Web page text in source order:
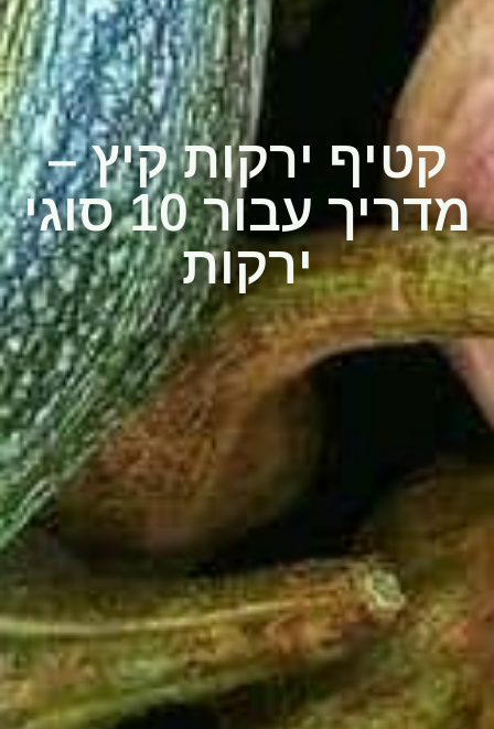
קטיף ירקות קיץ –
מדריך עבור 10 סוגי
ירקות